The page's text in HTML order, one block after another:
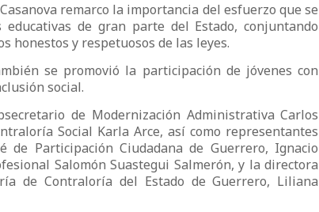
remarco la importancia del esfuerzo que se
de gran parte del Estado, conjuntando
honestos y respetuosos de las leyes.
se promovió la participación de jóvenes con
social.
de Modernización Administrativa Carlos
Social Karla Arce, así como representantes
de Participación Ciudadana de Guerrero, Ignacio
Salomón Suastegui Salmerón, y la directora
de Contraloría del Estado de Guerrero, Liliana